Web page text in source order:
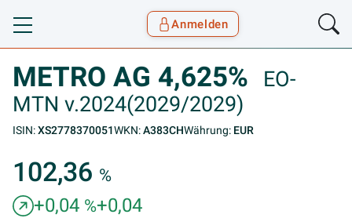
Toggle navigation
Anmelden
METRO AG 4,625%
EO-
MTN v.2024(2029/2029)
ISIN:XS2778370051WKN:A383CHWährung: EUR
102,36 %
+0,04 %+0,04